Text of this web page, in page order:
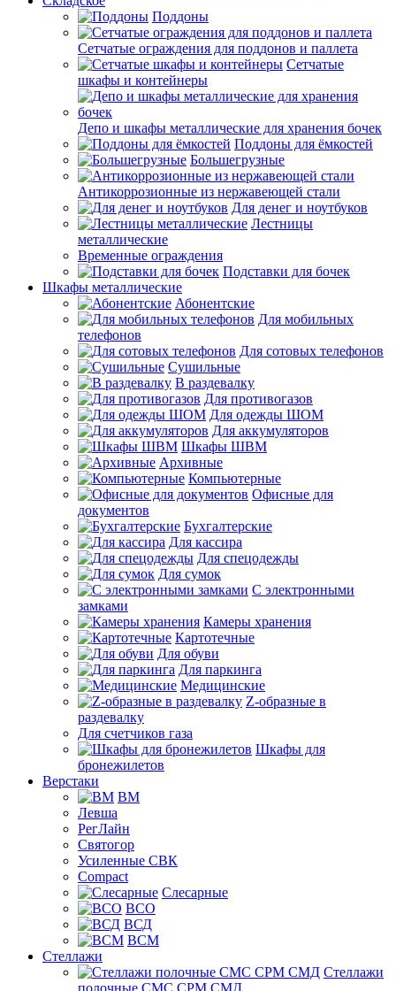
Поддоны
Сетчатые ограждения для поддонов и паллета
Сетчатые
шкафы и контейнеры
Депо и шкафы металлические для хранения бочек
Поддоны для ёмкостей
Большегрузные
Антикоррозионные из нержавеющей стали
Для денег и ноутбуков
Лестницы
металлические
Временные ограждения
Подставки для бочек
Шкафы металлические
Абонентские
Для мобильных
телефонов
Для сотовых телефонов
Сушильные
В раздевалку
Для противогазов
Для одежды ШОМ
Для аккумуляторов
Шкафы ШВМ
Архивные
Компьютерные
Офисные для
документов
Бухгалтерские
Для кассира
Для спецодежды
Для сумок
С электронными
замками
Камеры хранения
Картотечные
Для обуви
Для паркинга
Медицинские
Z-образные в
раздевалку
Для счетчиков газа
Шкафы для
бронежилетов
Верстаки
ВМ
Левша
РегЛайн
Святогор
Усиленные СВК
Compact
Слесарные
ВСО
ВСД
ВСМ
Стеллажи
Стеллажи
полочные СМС СРМ СМД